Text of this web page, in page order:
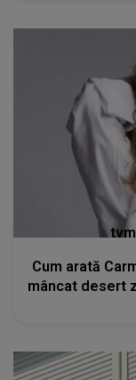
Cum arată
mâncat desert